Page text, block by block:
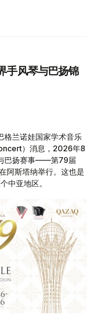
手风琴与巴扬锦
格兰诺娃国家学术音乐
）消息，2026年8
巴扬赛事——第79届
阿斯塔纳举行。这也是
中亚地区。